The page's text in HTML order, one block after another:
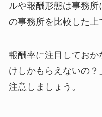
ルや報酬形態は事務
の事務所を比較した上
報酬率に注目してお
けしかもらえないの
注意しましょう。